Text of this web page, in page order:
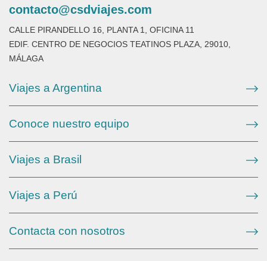
contacto@csdviajes.com
CALLE PIRANDELLO 16, PLANTA 1, OFICINA 11
EDIF. CENTRO DE NEGOCIOS TEATINOS PLAZA, 29010,
MÁLAGA
Viajes a Argentina
Conoce nuestro equipo
Viajes a Brasil
Viajes a Perú
Contacta con nosotros